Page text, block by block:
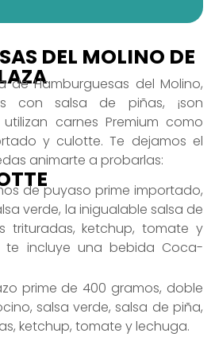
DEL MOLINO DE
de Hamburguesas del Molino,
con salsa de piñas, ¡son
utilizan carnes Premium como
y culotte. Te dejamos el
animarte a probarlas:
de puyaso prime importado,
verde, la inigualable salsa de
trituradas, ketchup, tomate y
te incluye una bebida Coca-
prime de 400 gramos, doble
salsa verde, salsa de piña,
ketchup, tomate y lechuga.